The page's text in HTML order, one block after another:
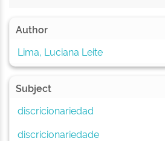
Author
Lima, Luciana Leite
Subject
discricionariedad
discricionariedade